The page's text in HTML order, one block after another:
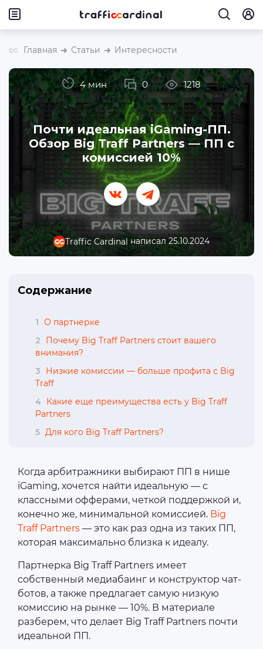
Главная Статьи Интересности
Traffic Cardinal написал 25.10.2024
Почти идеальная iGaming-ПП.
Обзор Big Traff Partners — ПП с
комиссией 10%
4 мин 0 1218
Содержание
1 О партнерке
2
Почему Big Traff Partners стоит вашего
внимания?
3
Низкие комиссии — больше профита с Big
Traff
4 Какие еще преимущества есть у Big Traff
Partners
5 Для кого Big Traff Partners?
Когда арбитражники выбирают ПП в нише
iGaming, хочется найти идеальную — с
классными офферами, четкой поддержкой и,
конечно же, минимальной комиссией. Big
Traff Partners — это как раз одна из таких ПП,
которая максимально близка к идеалу.
Партнерка Big Traff Partners имеет
собственный медиабаинг и конструктор чат-
ботов, а также предлагает самую низкую
комиссию на рынке — 10%. В материале
разберем, что делает Big Traff Partners почти
идеальной ПП.